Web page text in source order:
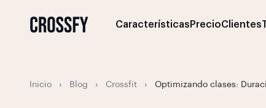
Características PrecioClientes
Inicio › Blog › Crossfit › Optimizando clases: